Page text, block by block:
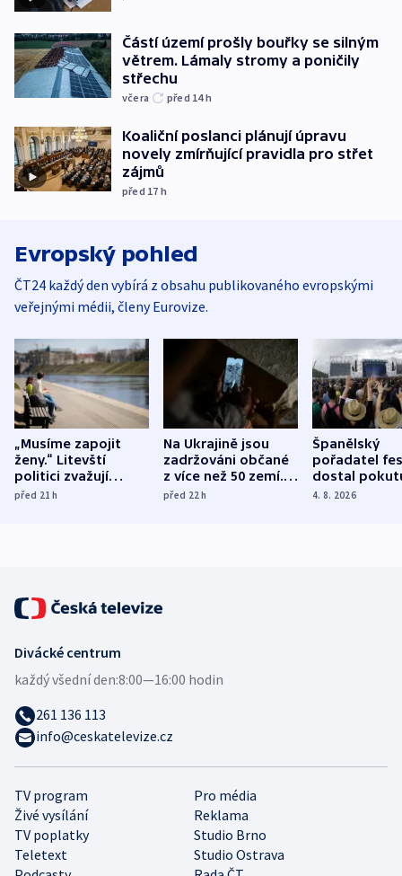
Částí území prošly bouřky se silným
větrem. Lámaly stromy a poničily
střechu
včera před 14h
Koaliční poslanci plánují úpravu
novely zmírňující pravidla pro střet
zájmů
před 17 h
Evropský pohled
ČT24 každý den vybírá z obsahu publikovaného evropskými
veřejnými médii, členy Eurovize.
„Musíme zapojit
ženy.“ Litevští
politici zvažují
dohodu o
před 21h
Na Ukrajině jsou
zadržováni občané
z více než 50 zemí.
Bojovali na straně
před 22h
Španělský
pořadatel
dostal
nekalé
4. 8. 2026
TV program
Pro média
Živé vysílání
Reklama
TV poplatky
Studio Brno
Teletext
Studio Ostrava
Divácké centrum
každý všední den:8:00—16:00 hodin
261 136 113
info@ceskatelevize.cz